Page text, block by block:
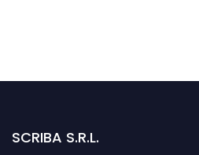
SCRIBA S.R.L.